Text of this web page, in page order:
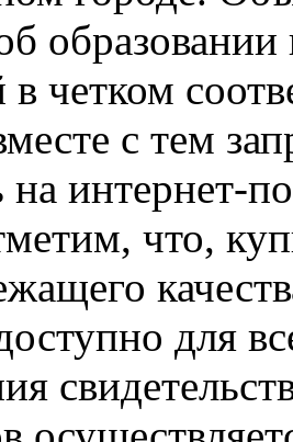
четком
с тем
интернет-
что,
для